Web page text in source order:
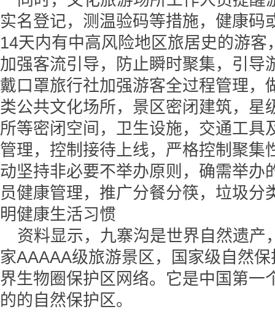
实名登记，测温验码等措施，健康码
14天内有中高风险地区旅居史的游
加强客流引导，防止瞬时聚集，引导
戴口罩旅行社加强游客全过程管理，
类公共文化场所，景区密闭建筑，星
所等密闭空间，卫生设施，交通工具
管理，控制接待上线，严格控制聚集
动坚持非必要不举办原则，确需举办
员健康管理，推广分餐分筷，垃圾分
明健康生活习惯
资料显示，九寨沟是世界自然遗产
家AAAAA级旅游景区，国家级自然
界生物圈保护区网络。它是中国第一
的的自然保护区。